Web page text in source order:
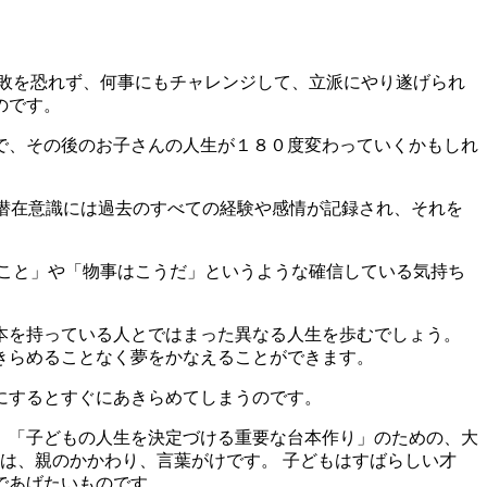
恐れず、何事にもチャレンジして、立派にやり遂げられ
す。
その後のお子さんの人生が１８０度変わっていくかもしれ
意識には過去のすべての経験や感情が記録され、それを
」や「物事はこうだ」というような確信している気持ち
持っている人とではまった異なる人生を歩むでしょう。
めることなく夢をかなえることができます。
るとすぐにあきらめてしまうのです。
子どもの人生を決定づける重要な台本作り」のための、大
、親のかかわり、言葉がけです。 子どもはすばらしい才
げたいものです。